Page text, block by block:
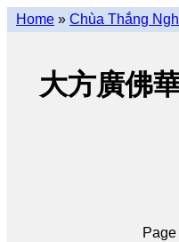
Home » Chùa Thắng
大方廣佛